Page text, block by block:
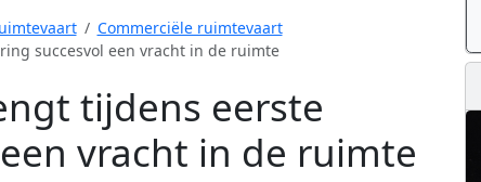
Commerciële ruimtevaart
succesvol een vracht in de ruimte
tijdens eerste
vracht in de ruimte